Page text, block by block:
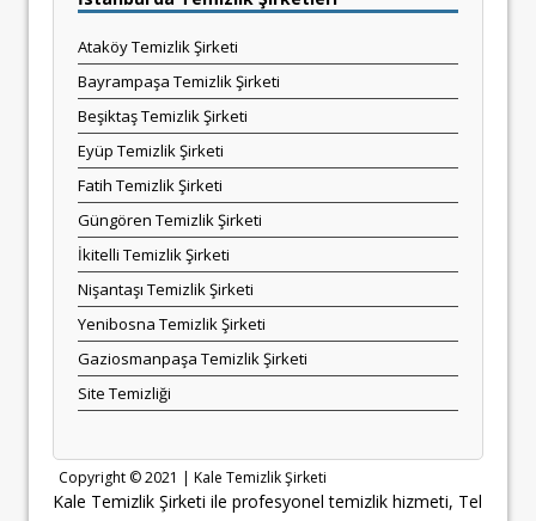
Ataköy Temizlik Şirketi
Bayrampaşa Temizlik Şirketi
Beşiktaş Temizlik Şirketi
Eyüp Temizlik Şirketi
Fatih Temizlik Şirketi
Güngören Temizlik Şirketi
İkitelli Temizlik Şirketi
Nişantaşı Temizlik Şirketi
Yenibosna Temizlik Şirketi
Gaziosmanpaşa Temizlik Şirketi
Site Temizliği
Copyright © 2021 | Kale Temizlik Şirketi
Kale Temizlik Şirketi ile profesyonel temizlik hizmeti, Tel